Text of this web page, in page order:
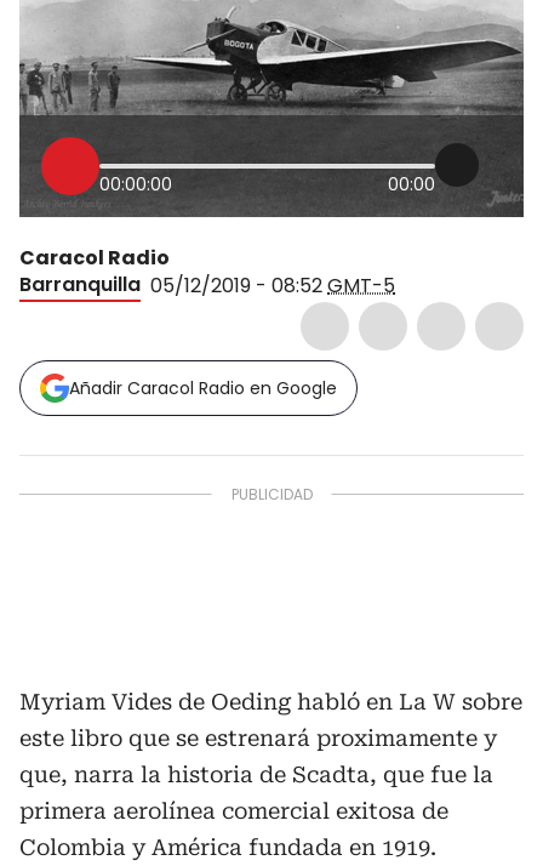
00:00:00 00:00
Caracol Radio
Barranquilla 05/12/2019 - 08:52GMT-5
Añadir Caracol Radio en Google
Myriam Vides de Oeding habló en La W sobre
este libro que se estrenará proximamente y
que, narra la historia de Scadta, que fue la
primera aerolínea comercial exitosa de
Colombia y América fundada en 1919.